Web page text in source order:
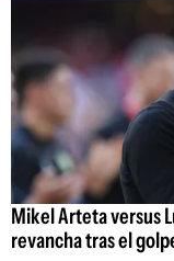
Mikel Arteta versus
revancha tras el